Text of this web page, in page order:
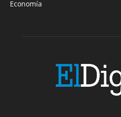
Economía